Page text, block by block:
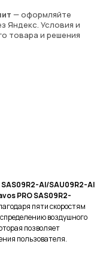
— оформляйте
Яндекс. Условия и
товара и решения
AI/SAU09R2-AI
PRO SAS09R2-
пяти скоростям
воздушного
позволяет
пользователя.